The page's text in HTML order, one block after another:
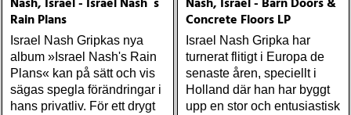
Rain Plans
Israel Nash Gripkas nya
album »Israel Nash's Rain
Plans« kan på sätt och vis
sägas spegla förändringar i
hans privatliv. För ett drygt
Concrete Floors LP
Israel Nash Gripka har
turnerat flitigt i Europa de
senaste åren, speciellt i
Holland där han har byggt
upp en stor och entusiastisk